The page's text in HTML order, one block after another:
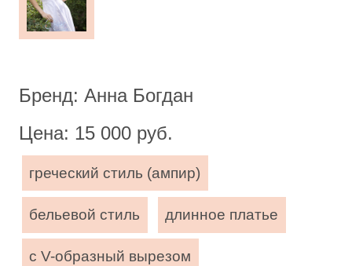
Бренд: Анна Богдан
Цена: 15 000 руб.
греческий стиль (ампир)
бельевой стиль длинное платье
с V-образный вырезом